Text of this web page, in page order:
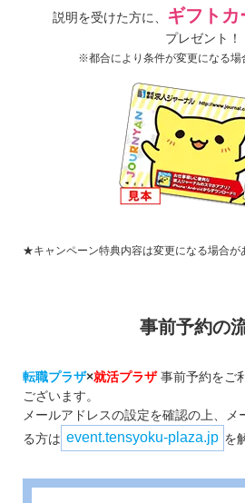
説明を受けた方に、 ギフトカ
プレゼント！
※都合により条件が変更になる場
★キャンペーン特典内容は変更になる場合が
事前予約の
転職プラザ×就活プラザ事前予約をご
ございます。
メールアドレスの設定を確認の上、
る方は
を